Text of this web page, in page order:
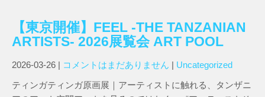
【東京開催】FEEL -THE TANZANIAN
ARTISTS- 2026展覧会 ART POOL
2026-03-26 | コメントはまだありません | Uncategorized
ティンガティンガ原画展｜アーティストに触れる、タンザニ